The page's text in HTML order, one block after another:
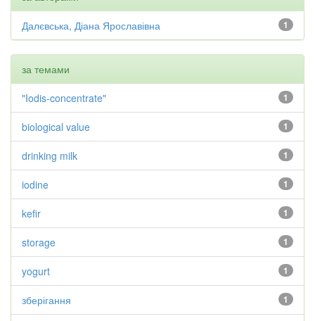
1
Далєвська, Діана Ярославівна
за темами
1
"Iodis-concentrate"
1
biological value
1
drinking milk
1
iodine
1
kefir
1
storage
1
yogurt
1
зберігання